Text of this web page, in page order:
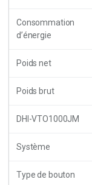
Consommation
d’énergie
Poids net
Poids brut
DHI-VTO1000JM
Système
Type de bouton